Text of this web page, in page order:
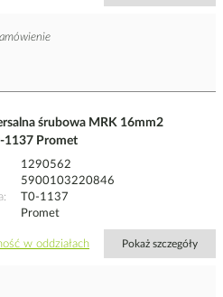
śrubowa MRK 16mm2
1137 Promet
1290562
5900103220846
T0-1137
Promet
w oddziałach Pokaż szczegóły